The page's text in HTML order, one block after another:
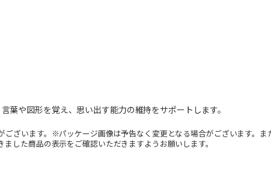
葉や図形を覚え、思い出す能力の維持をサポートします。
ざいます。※パッケージ画像は予告なく変更となる場合がございます。ま
した商品の表示をご確認いただきますようお願いします。